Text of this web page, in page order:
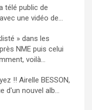
télé public de
une vidéo de...
» dans les
NME puis celui
voilà...
!! Airelle BESSON,
d'un nouvel alb...